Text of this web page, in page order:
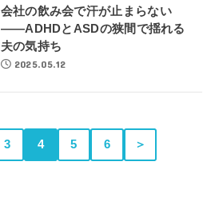
会社の飲み会で汗が止まらない
――ADHDとASDの狭間で揺れる
夫の気持ち
2025.05.12
3 4 5 6 ＞